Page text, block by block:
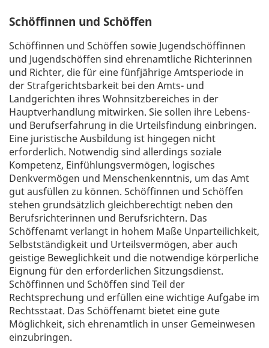
Schöffinnen und Schöffen
Schöffinnen und Schöffen sowie Jugendschöffinnen
und Jugendschöffen sind ehrenamtliche Richterinnen
und Richter, die für eine fünfjährige Amtsperiode in
der Strafgerichtsbarkeit bei den Amts- und
Landgerichten ihres Wohnsitzbereiches in der
Hauptverhandlung mitwirken. Sie sollen ihre Lebens-
und Berufserfahrung in die Urteilsfindung einbringen.
Eine juristische Ausbildung ist hingegen nicht
erforderlich. Notwendig sind allerdings soziale
Kompetenz, Einfühlungsvermögen, logisches
Denkvermögen und Menschenkenntnis, um das Amt
gut ausfüllen zu können. Schöffinnen und Schöffen
stehen grundsätzlich gleichberechtigt neben den
Berufsrichterinnen und Berufsrichtern. Das
Schöffenamt verlangt in hohem Maße Unparteilichkeit,
Selbstständigkeit und Urteilsvermögen, aber auch
geistige Beweglichkeit und die notwendige körperliche
Eignung für den erforderlichen Sitzungsdienst.
Schöffinnen und Schöffen sind Teil der
Rechtsprechung und erfüllen eine wichtige Aufgabe im
Rechtsstaat. Das Schöffenamt bietet eine gute
Möglichkeit, sich ehrenamtlich in unser Gemeinwesen
einzubringen.